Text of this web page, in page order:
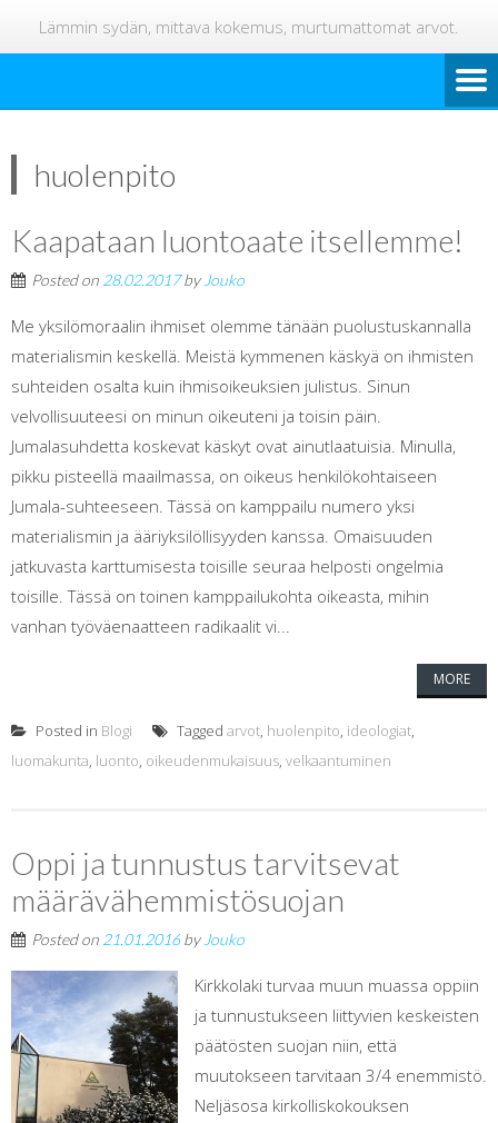
Lämmin sydän, mittava kokemus, murtumattomat arvot.
huolenpito
Kaapataan luontoaate itsellemme!
Posted on 28.02.2017by Jouko
Me yksilömoraalin ihmiset olemme tänään puolustuskannalla
materialismin keskellä. Meistä kymmenen käskyä on ihmisten
suhteiden osalta kuin ihmisoikeuksien julistus. Sinun
velvollisuuteesi on minun oikeuteni ja toisin päin.
Jumalasuhdetta koskevat käskyt ovat ainutlaatuisia. Minulla,
pikku pisteellä maailmassa, on oikeus henkilökohtaiseen
Jumala-suhteeseen. Tässä on kamppailu numero yksi
materialismin ja ääriyksilöllisyyden kanssa. Omaisuuden
jatkuvasta karttumisesta toisille seuraa helposti ongelmia
toisille. Tässä on toinen kamppailukohta oikeasta, mihin
vanhan työväenaatteen radikaalit vi...
MORE
Posted in Blogi Tagged arvot, huolenpito, ideologiat,
luomakunta, luonto, oikeudenmukaisuus, velkaantuminen
Oppi ja tunnustus tarvitsevat
määrävähemmistösuojan
Posted on 21.01.2016by Jouko
Kirkkolaki turvaa muun muassa oppiin
ja tunnustukseen liittyvien keskeisten
päätösten suojan niin, että
muutokseen tarvitaan 3/4 enemmistö.
Neljäsosa kirkolliskokouksen